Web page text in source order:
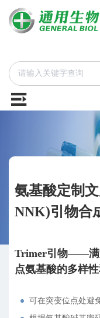
氨基酸定制
NNK)引物合
Trimer引物——满
点氨基酸的多样
可在突变位点处避